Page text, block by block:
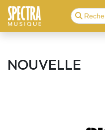
NOUVELLE